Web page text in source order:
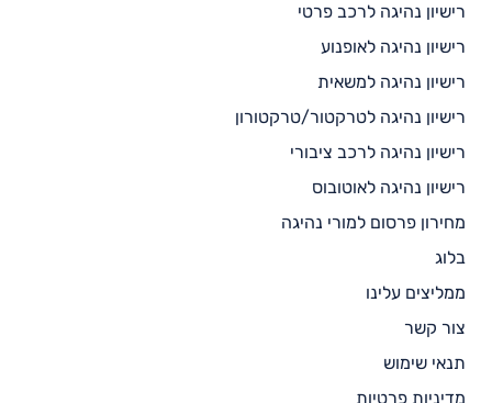
רישיון נהיגה לרכב פרטי
רישיון נהיגה לאופנוע
רישיון נהיגה למשאית
רישיון נהיגה לטרקטור/טרקטורון
רישיון נהיגה לרכב ציבורי
רישיון נהיגה לאוטובוס
מחירון פרסום למורי נהיגה
בלוג
ממליצים עלינו
צור קשר
תנאי שימוש
מדיניות פרטיות